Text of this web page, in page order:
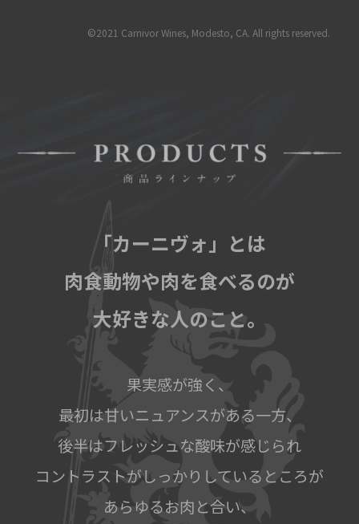
©2021 Carnivor Wines, Modesto, CA. All rights reserved.
「カーニヴォ」とは
肉食動物や肉を食べるのが
大好きな人のこと。
果実感が強く、
最初は甘いニュアンスがある一方、
後半はフレッシュな酸味が感じられ
コントラストがしっかりしているところが
あらゆるお肉と合い、